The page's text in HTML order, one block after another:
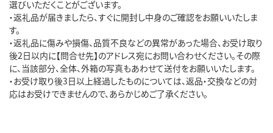
選びいただくことがございます。
・返礼品が届きましたら、すぐに開封し中身のご確認をお願いいたしま
す。
・返礼品に傷みや損傷、品質不良などの異常があった場合、お受け取り
後2日以内に【問合せ先】のアドレス宛にお問い合わせください。その際
に、当該部分、全体、外箱の写真もあわせて送付をお願いいたします。
・お受け取り後3日以上経過したものについては、返品・交換などの対
応はお受けできませんので、あらかじめご了承ください。